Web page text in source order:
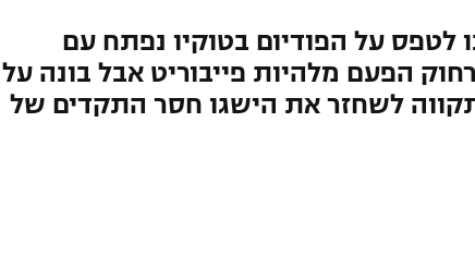
לטפס על הפודיום בטוקיו נפתח עם
הפעם מלהיות פייבוריט אבל בונה על
לשחזר את הישגו חסר התקדים של